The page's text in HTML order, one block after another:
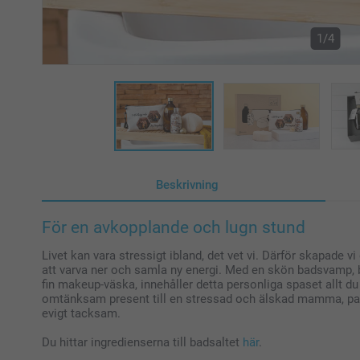
1/4
Beskrivning
För en avkopplande och lugn stund
Livet kan vara stressigt ibland, det vet vi. Därför skapade
att varva ner och samla ny energi. Med en skön
fin makeup-väska, innehåller detta personliga spaset allt
omtänksam present till en stressad och älskad mamma,
evigt tacksam.
Du hittar ingredienserna till badsaltet här.